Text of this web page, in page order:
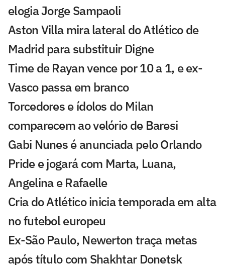
elogia Jorge Sampaoli
Aston Villa mira lateral do Atlético de
Madrid para substituir Digne
Time de Rayan vence por 10 a 1, e ex-
Vasco passa em branco
Torcedores e ídolos do Milan
comparecem ao velório de Baresi
Gabi Nunes é anunciada pelo Orlando
Pride e jogará com Marta, Luana,
Angelina e Rafaelle
Cria do Atlético inicia temporada em alta
no futebol europeu
Ex-São Paulo, Newerton traça metas
após título com Shakhtar Donetsk